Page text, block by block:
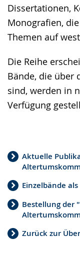
Dissertationen,
Monografien,
Themen auf
Die Reihe
Bände, die über
sind, werden in
Verfügung
Aktuelle
Einzelbände
Bestellung der
Zurück zur